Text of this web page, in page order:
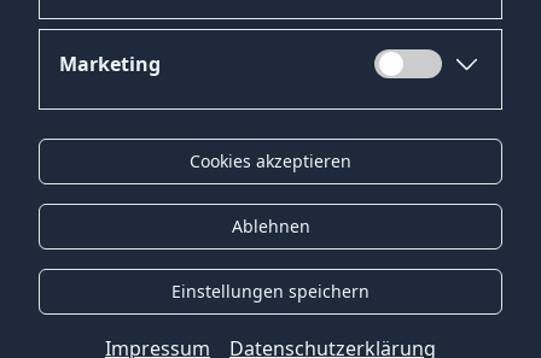
Marketing
Cookies akzeptieren
Ablehnen
Einstellungen speichern
Impressum Datenschutzerklärung
Datenschutz
Impressum
Kontakt
Gender-Hinweis
© 2026 Onyx Consulting GmbH